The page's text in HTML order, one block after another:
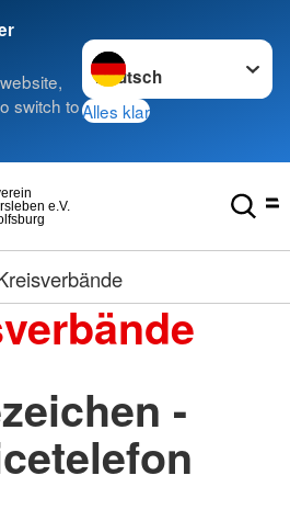
switch to
Sprache wechseln zu
Alles klar
e.V.
-